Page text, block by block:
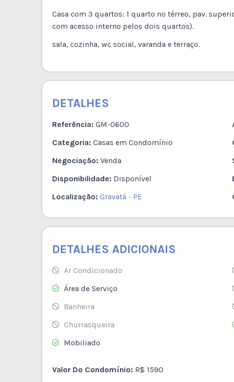
Casa com 3 quartos: 1 quarto no térreo, pav.
com acesso interno pelos dois quartos).
sala, cozinha, wc social, varanda e terraço.
DETALHES
Referência: GM-0600
Categoria: Casas em Condomínio
Negociação: Venda
Disponibilidade: Disponível
Localização: Gravatá - PE
DETALHES ADICIONAIS
Ar Condicionado
Área de Serviço
Banheira
Churrasqueira
Mobiliado
Valor Do Condomínio: R$ 1590